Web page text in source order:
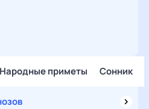
Народные приметы Сонник